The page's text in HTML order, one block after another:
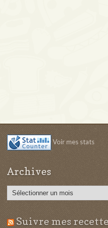
Voir mes stats
Archives
Archives
Suivre mes